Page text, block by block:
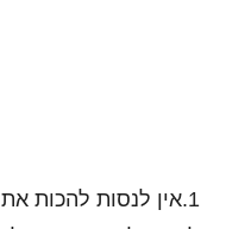
1.אין לנסות להכות